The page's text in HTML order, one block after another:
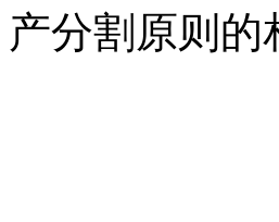
产分割原则